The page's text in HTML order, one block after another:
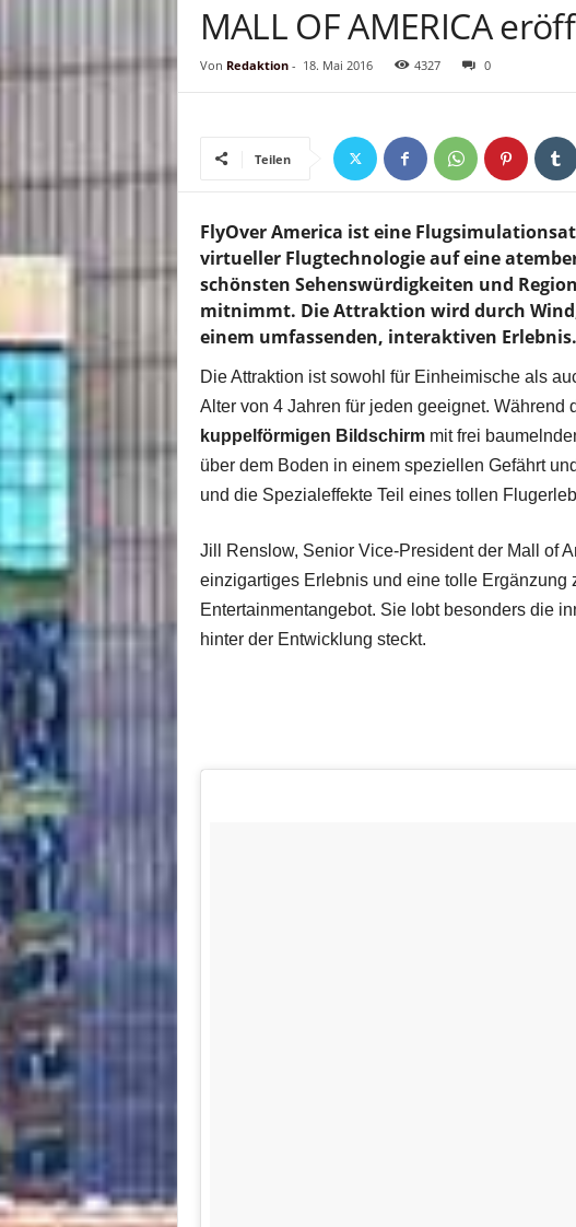
MALL OF AMERICA
Von Redaktion- 18. Mai 2016 4327 0
Teilen
FlyOver America ist eine
virtueller Flugtechnologie auf eine
schönsten Sehenswürdigkeiten und
mitnimmt. Die Attraktion wird durch
einem umfassenden, interaktiven Erlebnis.
Die Attraktion ist sowohl für Einheimische als
Alter von 4 Jahren für jeden geeignet. Während
kuppelförmigen Bildschirmmit frei
über dem Boden in einem speziellen Gefährt
und die Spezialeffekte Teil eines tollen
Jill Renslow, Senior Vice-President der Mall of
einzigartiges Erlebnis und eine tolle Ergänzung
Entertainmentangebot. Sie lobt besonders die
hinter der Entwicklung steckt.